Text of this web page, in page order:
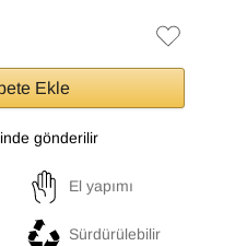
Ekle
gönderilir
El yapımı
Sürdürülebilir